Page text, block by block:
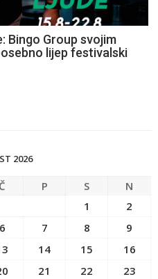
Bingo Group svojim
lijep festivalski
2026
Č P S
N
1
2
6 7 8
9
14 15
16
21 22
23